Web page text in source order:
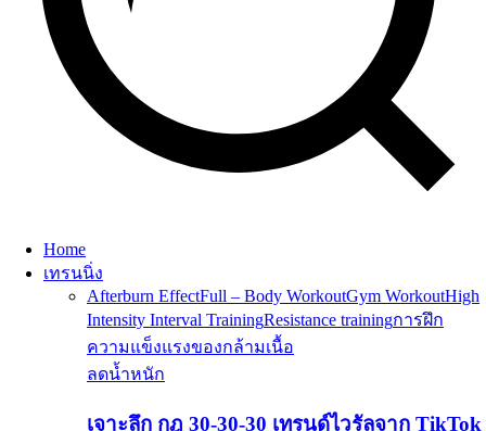
Home
เทรนนิ่ง
Afterburn EffectFull – Body WorkoutGym WorkoutHigh
Intensity Interval TrainingResistance trainingการฝึก
ความแข็งแรงของกล้ามเนื้อ
ลดน้ำหนัก
เจาะลึก กฎ 30-30-30 เทรนด์ไวรัลจาก TikTok